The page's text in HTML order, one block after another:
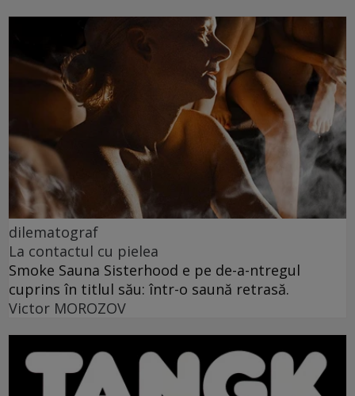
dilematograf
La contactul cu pielea
Smoke Sauna Sisterhood e pe de-a-ntregul
cuprins în titlul său: într-o saună retrasă.
Victor MOROZOV